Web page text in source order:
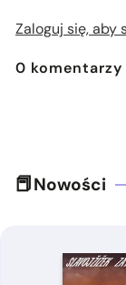
Zaloguj się, aby
0 komentarzy
Nowości